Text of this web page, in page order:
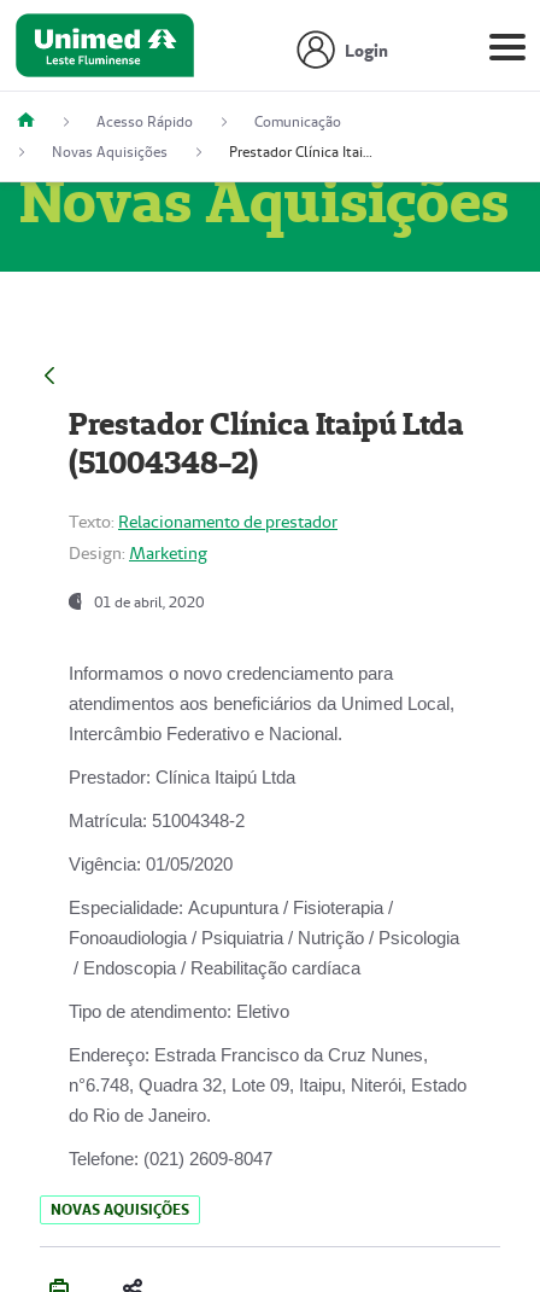
Login
Acesso Rápido
Comunicação
Novas Aquisições
Prestador Clínica Itaipú Ltda (51004348-2)
Novas Aquisições
Prestador Clínica Itaipú Ltda
(51004348-2)
Texto: Relacionamento de prestador
Design: Marketing
01 de abril, 2020
Informamos o novo credenciamento para
atendimentos aos beneficiários da Unimed Local,
Intercâmbio Federativo e Nacional.
Prestador: Clínica Itaipú Ltda
Matrícula: 51004348-2
Vigência: 01/05/2020
Especialidade: Acupuntura / Fisioterapia /
Fonoaudiologia / Psiquiatria / Nutrição / Psicologia
/ Endoscopia / Reabilitação cardíaca
Tipo de atendimento: Eletivo
Endereço: Estrada Francisco da Cruz Nunes,
n°6.748, Quadra 32, Lote 09, Itaipu, Niterói, Estado
do Rio de Janeiro.
Telefone: (021) 2609-8047
NOVAS AQUISIÇÕES